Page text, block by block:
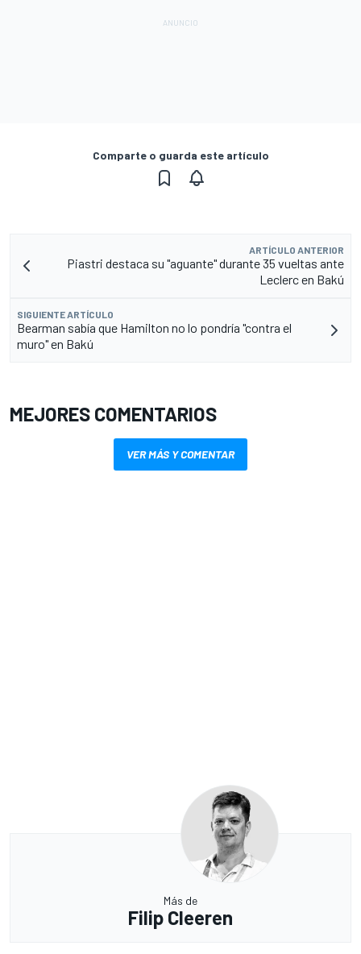
Comparte o guarda este artículo
ARTÍCULO ANTERIOR
Piastri destaca su "aguante" durante 35 vueltas ante
Leclerc en Bakú
SIGUIENTE ARTÍCULO
Bearman sabía que Hamilton no lo pondría "contra el
muro" en Bakú
MEJORES COMENTARIOS
VER MÁS Y COMENTAR
Más de
Filip Cleeren